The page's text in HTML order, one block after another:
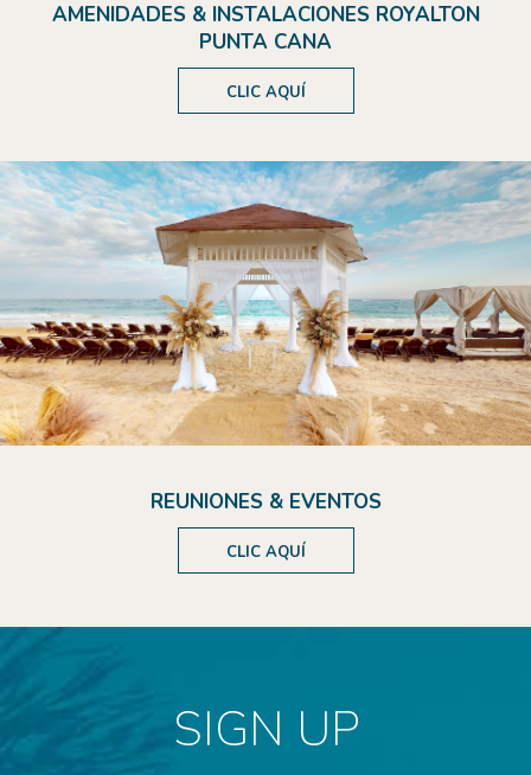
AMENIDADES & INSTALACIONES ROYALTON
PUNTA CANA
CLIC AQUÍ
REUNIONES & EVENTOS
CLIC AQUÍ
SIGN UP